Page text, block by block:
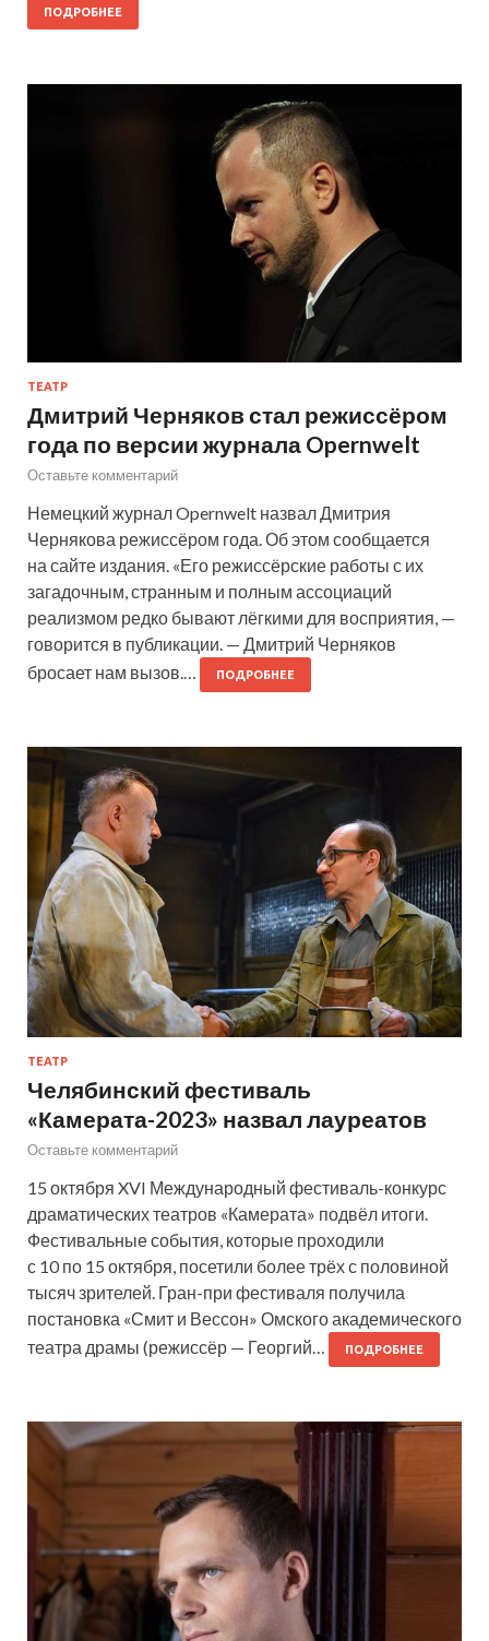
ПОДРОБНЕЕ
ТЕАТР
Дмитрий Черняков стал режиссёром
года по версии журнала Opernwelt
Оставьте комментарий
Немецкий журнал Opernwelt назвал Дмитрия
Чернякова режиссёром года. Об этом сообщается
на сайте издания. «Его режиссёрские работы с их
загадочным, странным и полным ассоциаций
реализмом редко бывают лёгкими для восприятия, —
говорится в публикации. — Дмитрий Черняков
бросает нам вызов.…
ПОДРОБНЕЕ
ТЕАТР
Челябинский фестиваль
«Камерата-2023» назвал лауреатов
Оставьте комментарий
15 октября XVI Международный фестиваль-конкурс
драматических театров «Камерата» подвёл итоги.
Фестивальные события, которые проходили
с 10 по 15 октября, посетили более трёх с половиной
тысяч зрителей. Гран-при фестиваля получила
постановка «Смит и Вессон» Омского академического
театра драмы (режиссёр — Георгий…
ПОДРОБНЕЕ